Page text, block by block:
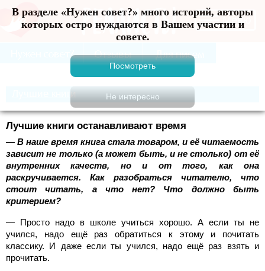
В разделе «Нужен совет?» много историй, авторы
которых остро нуждаются в Вашем участии и
совете.
Меню
Лучшие книги
Лучшие книги останавливают время
— В наше время книга стала товаром, и её читаемость
зависит не только (а может быть, и не столько) от её
внутренних качеств, но и от того, как она
раскручивается. Как разобраться читателю, что
стоит читать, а что нет? Что должно быть
критерием?
— Просто надо в школе учиться хорошо. А если ты не
учился, надо ещё раз обратиться к этому и почитать
классику. И даже если ты учился, надо ещё раз взять и
прочитать.